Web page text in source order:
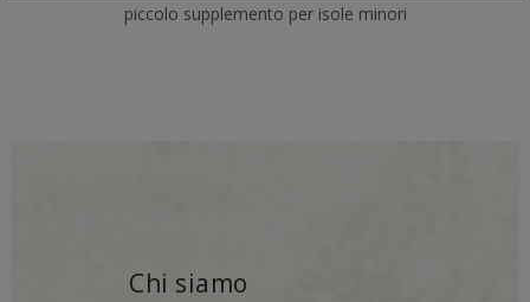
piccolo supplemento per isole minori
Chi siamo